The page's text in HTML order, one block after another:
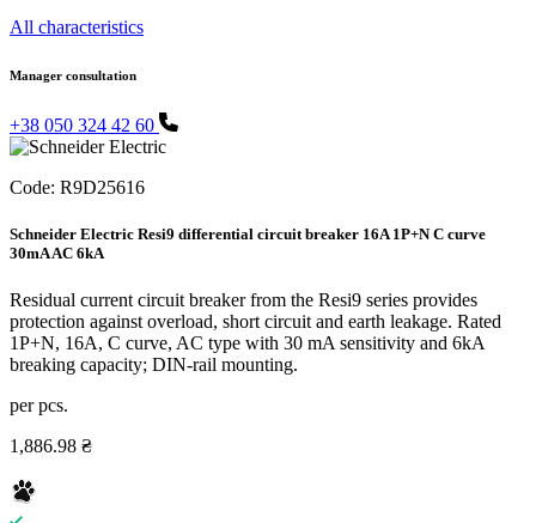
All characteristics
Manager consultation
+38 050 324 42 60
Code: R9D25616
Schneider Electric Resi9 differential circuit breaker 16A 1P+N C curve
30mA AC 6kA
Residual current circuit breaker from the Resi9 series provides
protection against overload, short circuit and earth leakage. Rated
1P+N, 16A, C curve, AC type with 30 mA sensitivity and 6kA
breaking capacity; DIN-rail mounting.
per pcs.
1,886.98 ₴